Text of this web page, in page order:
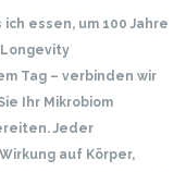
essen, um 100 Jahre
Tag – verbinden wir
Ihr Mikrobiom
Jeder
auf Körper,